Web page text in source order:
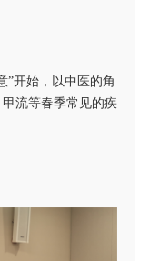
”开始，以中医的角
流等春季常见的疾